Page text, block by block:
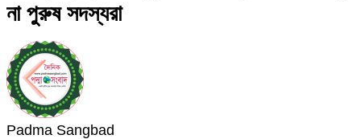
না পুরুষ সদস্যরা
Padma Sangbad